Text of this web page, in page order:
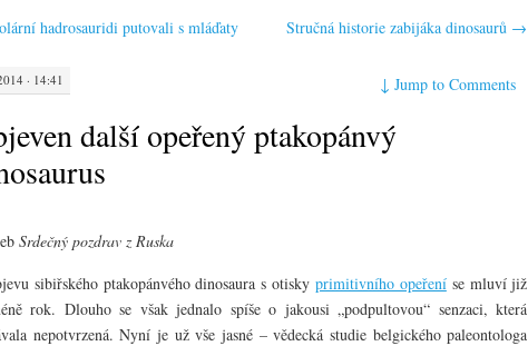
hadrosauridi putovali s mláďaty Stručná historie zabijáka dinosaurů →
· 14:41 ↓Jump to Comments
další opeřený ptakopánvý
Srdečný pozdrav z Ruska
sibiřského ptakopánvého dinosaura s otisky primitivního opeřeníse mluví již
rok. Dlouho se však jednalo spíše o jakousi „podpultovou“ senzaci, která
nepotvrzená. Nyní je už vše jasné – vědecká studie belgického paleontologa